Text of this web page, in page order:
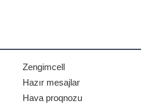
Zengimcell
Hazır mesajlar
Hava proqnozu